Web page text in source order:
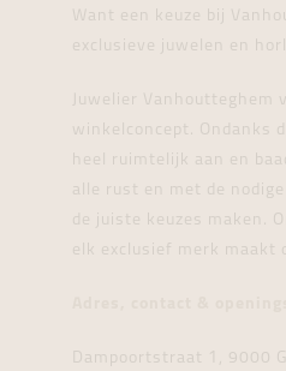
Want een keuze bij
exclusieve juwelen en
Juwelier
winkelconcept.
heel ruimtelijk aan en
alle rust en met de
de juiste keuzes maken.
elk exclusief merk maakt
Dampoortstraat 1, 9000